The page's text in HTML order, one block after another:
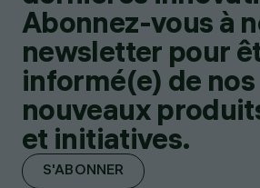
Abonnez-vous à
newsletter pour
informé(e) de nos
nouveaux
et initiatives.
S'ABONNER